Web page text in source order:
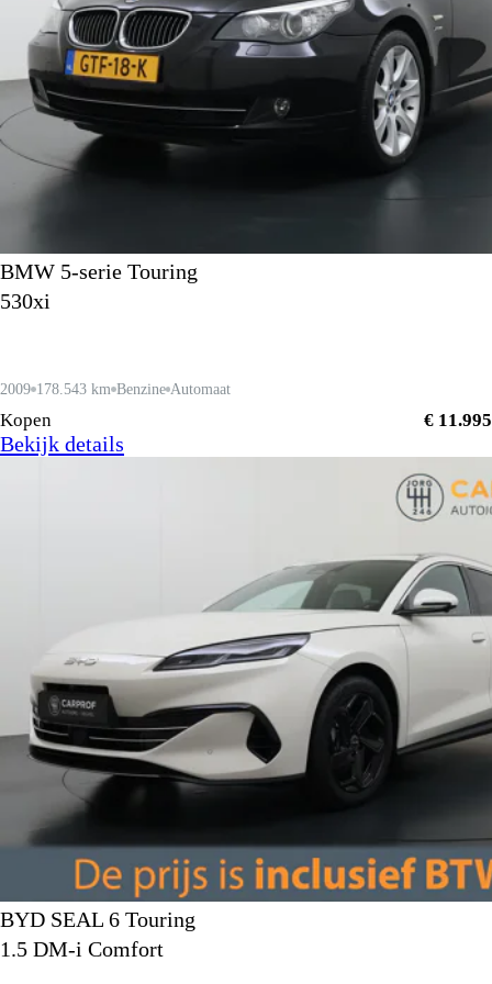
BMW 5-serie Touring
530xi
2009 178.543 km Benzine Automaat
Kopen € 11.995
Bekijk details
BYD SEAL 6 Touring
1.5 DM-i Comfort